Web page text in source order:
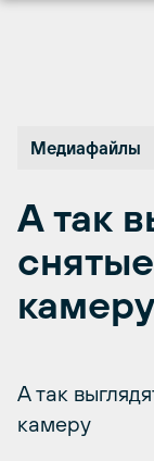
Медиафайлы
А так
А так
камеру